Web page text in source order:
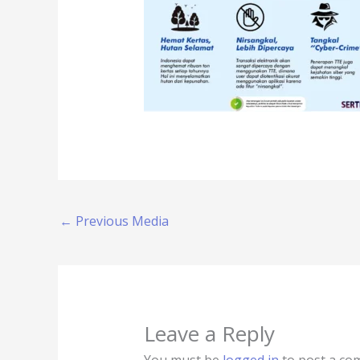
← Previous Media
Leave a Reply